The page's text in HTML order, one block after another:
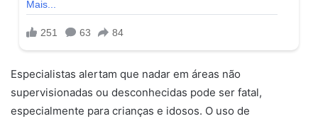
Especialistas alertam que nadar em áreas não
supervisionadas ou desconhecidas pode ser fatal,
especialmente para crianças e idosos. O uso de